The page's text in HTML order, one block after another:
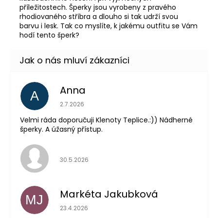
příležitostech. Šperky jsou vyrobeny z pravého
rhodiovaného stříbra a dlouho si tak udrží svou
barvu i lesk. Tak co myslíte, k jakému outfitu se Vám
hodí tento šperk?
A Anna
Hodnocení obchodu je 5 z 5 hvězdiček.
2.7.2026
Velmi ráda doporučuji Klenoty Teplice.:)) Nádherné
šperky. A úžasný přístup.
Hodnocení obchodu je 5 z 5 hvězdiček.
30.5.2026
MJ Markéta Jakubková
Hodnocení obchodu je 5 z 5 hvězdiček.
23.4.2026